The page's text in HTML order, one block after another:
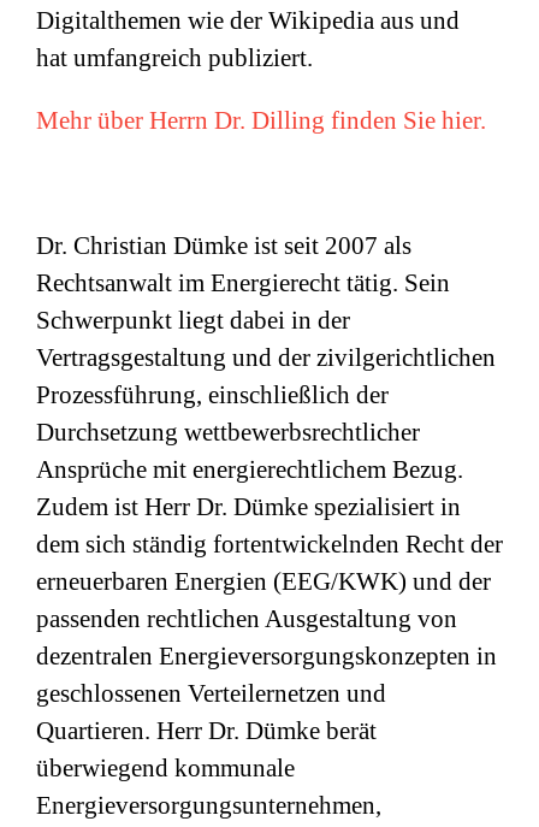
Digitalthemen wie der Wikipedia aus und
hat umfangreich publiziert.
Mehr über Herrn Dr. Dilling finden Sie hier.
Dr. Christian Dümke ist seit 2007 als
Rechtsanwalt im Energierecht tätig. Sein
Schwerpunkt liegt dabei in der
Vertragsgestaltung und der zivilgerichtlichen
Prozessführung, einschließlich der
Durchsetzung wettbewerbsrechtlicher
Ansprüche mit energierechtlichem Bezug.
Zudem ist Herr Dr. Dümke spezialisiert in
dem sich ständig fortentwickelnden Recht der
erneuerbaren Energien (EEG/KWK) und der
passenden rechtlichen Ausgestaltung von
dezentralen Energieversorgungskonzepten in
geschlossenen Verteilernetzen und
Quartieren. Herr Dr. Dümke berät
überwiegend kommunale
Energieversorgungsunternehmen,